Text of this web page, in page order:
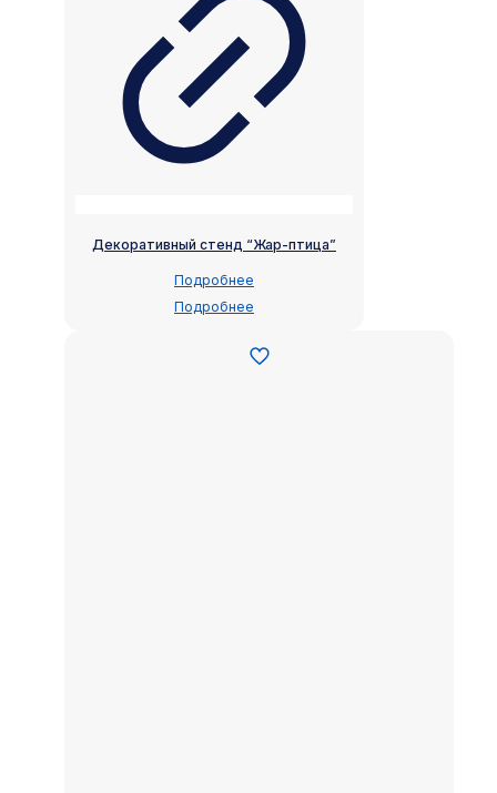
Декоративный стенд “Жар-птица”
Подробнее
Подробнее